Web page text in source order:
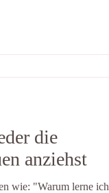
die
anziehst
wie: "Warum lerne ich